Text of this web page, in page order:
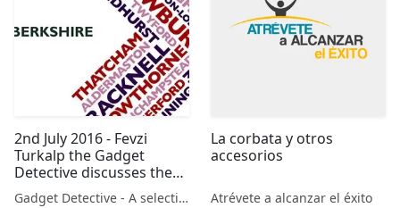
2nd July 2016 - Fevzi
Turkalp the Gadget
Detective discusses the
latest tech news on BBC Gadget Detective - A selection of free tech advice & tech news broadcasts by Fevzi Turkalp on the BBC & elsewhere
La corbata y otros
accesorios
Atrévete a alcanzar el éxito